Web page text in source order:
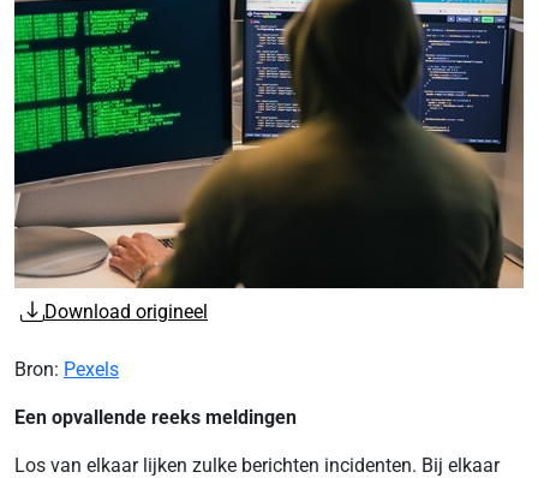
Download origineel
Bron: Pexels
Een opvallende reeks meldingen
Los van elkaar lijken zulke berichten incidenten. Bij elkaar